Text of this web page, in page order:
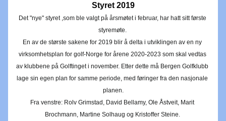
Styret 2019
Det "nye" styret ,som ble valgt på årsmøtet i februar, har hatt sitt første
styremøte.
En av de største sakene for 2019 blir å delta i utviklingen av en ny
virksomhetsplan for golf-Norge for årene 2020-2023 som skal vedtas
av klubbene på Golftinget i november. Etter dette må Bergen Golfklubb
lage sin egen plan for samme periode, med føringer fra den nasjonale
planen.
Fra venstre: Rolv Grimstad, David Bellamy, Ole Åstveit, Marit
Brochmann, Martine Solhaug og Kristoffer Steine.